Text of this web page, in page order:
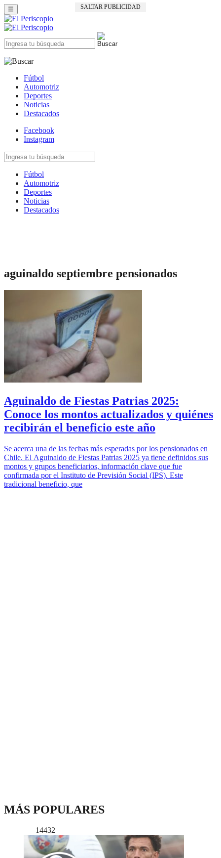
SALTAR PUBLICIDAD
☰
Fútbol
Automotriz
Deportes
Noticias
Destacados
Facebook
Instagram
Fútbol
Automotriz
Deportes
Noticias
Destacados
aguinaldo septiembre pensionados
Aguinaldo de Fiestas Patrias 2025:
Conoce los montos actualizados y quiénes
recibirán el beneficio este año
Se acerca una de las fechas más esperadas por los pensionados en
Chile. El Aguinaldo de Fiestas Patrias 2025 ya tiene definidos sus
montos y grupos beneficiarios, información clave que fue
confirmada por el Instituto de Previsión Social (IPS). Este
tradicional beneficio, que
MÁS POPULARES
14432